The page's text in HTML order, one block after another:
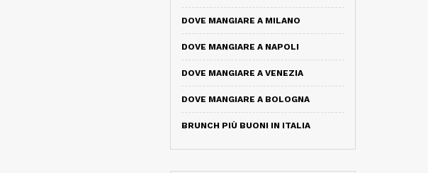
DOVE MANGIARE A MILANO
DOVE MANGIARE A NAPOLI
DOVE MANGIARE A VENEZIA
DOVE MANGIARE A BOLOGNA
BRUNCH PIÙ BUONI IN ITALIA